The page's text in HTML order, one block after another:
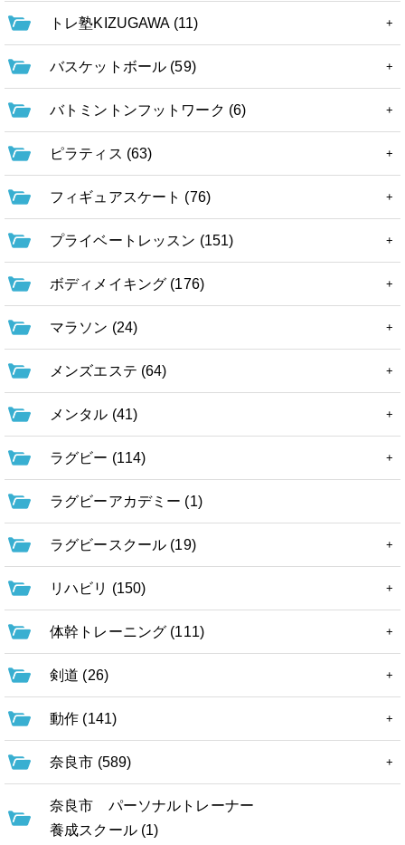
トレ塾KIZUGAWA (11)
バスケットボール (59)
バトミントンフットワーク (6)
ピラティス (63)
フィギュアスケート (76)
プライベートレッスン (151)
ボディメイキング (176)
マラソン (24)
メンズエステ (64)
メンタル (41)
ラグビー (114)
ラグビーアカデミー (1)
ラグビースクール (19)
リハビリ (150)
体幹トレーニング (111)
剣道 (26)
動作 (141)
奈良市 (589)
奈良市 パーソナルトレーナー
養成スクール (1)